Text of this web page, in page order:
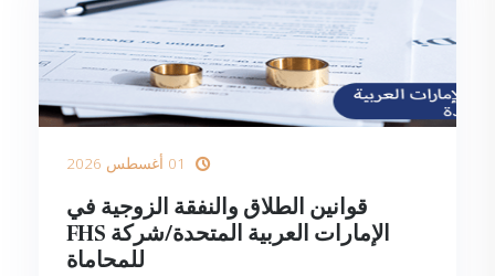
قوانين الطلاق والنفقة الزوجية في
الإمارات العربية المتحدة/شركة FHS
للمحاماة